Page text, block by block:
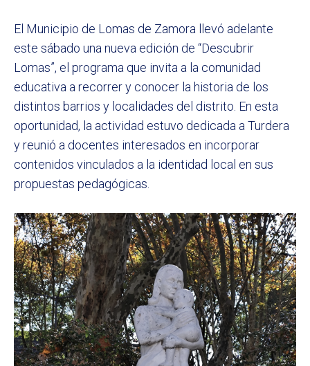
El Municipio de Lomas de Zamora llevó adelante
este sábado una nueva edición de “Descubrir
Lomas”, el programa que invita a la comunidad
educativa a recorrer y conocer la historia de los
distintos barrios y localidades del distrito. En esta
oportunidad, la actividad estuvo dedicada a Turdera
y reunió a docentes interesados en incorporar
contenidos vinculados a la identidad local en sus
propuestas pedagógicas.